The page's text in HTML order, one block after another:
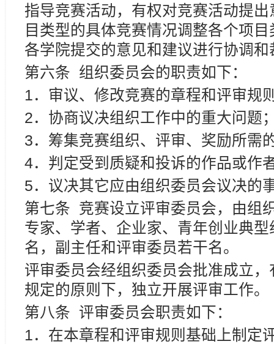
指导竞赛活动，有权对竞赛活动提
目类型的具体竞赛情况调整各个项
各学院提交的意见和建议进行协调和
第六条 组织委员会的职责如下：
1．审议、修改竞赛的章程和评审规
2．协商议决组织工作中的重大问题
3．筹集竞赛组织、评审、奖励所需
4．判定受到质疑和投诉的作品或作
5．议决其它应由组织委员会议决的
第七条 竞赛设立评审委员会，由组
专家、学者、企业家、青年创业典
名，副主任和评审委员若干名。
评审委员会经组织委员会批准成立
规定的原则下，独立开展评审工作。
第八条 评审委员会职责如下：
1．在本章程和评审规则基础上制定